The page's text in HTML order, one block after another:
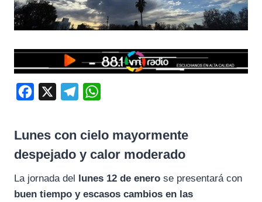
b
o
o
g
a
s
A
p
Lunes con cielo mayormente
despejado y calor moderado
La jornada del lunes 12 de enero se presentará con
buen tiempo y escasos cambios en las